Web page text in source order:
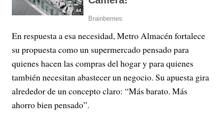
En respuesta a esa necesidad, Metro Almacén fortalece
su propuesta como un supermercado pensado para
quienes hacen las compras del hogar y para quienes
también necesitan abastecer un negocio. Su apuesta gira
alrededor de un concepto claro: “Más barato. Más
ahorro bien pensado”.